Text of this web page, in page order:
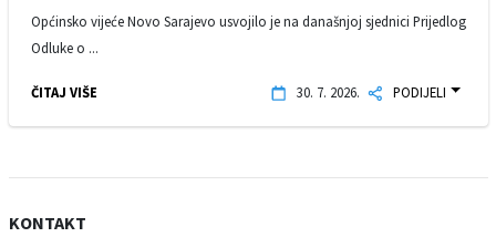
Općinsko vijeće Novo Sarajevo usvojilo je na današnjoj sjednici Prijedlog
Odluke o ...
ČITAJ VIŠE 30. 7. 2026. PODIJELI
KONTAKT